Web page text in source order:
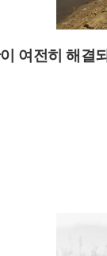
여전히 해결